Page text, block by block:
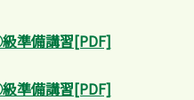
準備講習[PDF]
準備講習[PDF]